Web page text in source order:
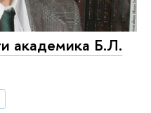
академика Б.Л.